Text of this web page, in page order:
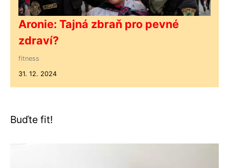
Aronie: Tajná zbraň pro pevné
zdraví?
fitness
31. 12. 2024
Buďte fit!